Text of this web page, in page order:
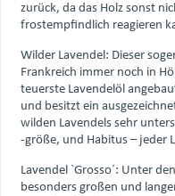
zurück, da das Holz sonst
frostempfindlich reagieren
Wilder Lavendel: Dieser
Frankreich immer noch in
teuerste Lavendelöl
und besitzt ein
wilden Lavendels sehr
-größe, und Habitus – jeder
Lavendel `Grosso´: Unter
besonders großen und